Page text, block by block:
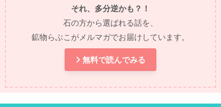
それ、多分逆かも？！
石の方から選ばれる話を、
鉱物らぶこがメルマガでお届けしています。
無料で読んでみる